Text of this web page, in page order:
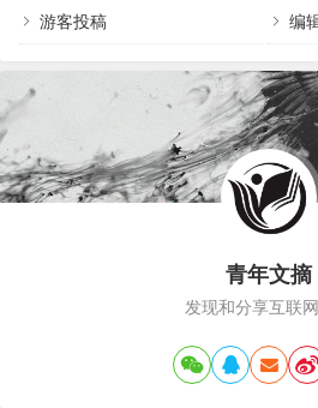
常忽略情绪；女性思
事的方方面面都想到
像线性聚焦，一步一
更…
游客投稿 编
青年文摘
发现和分享互联